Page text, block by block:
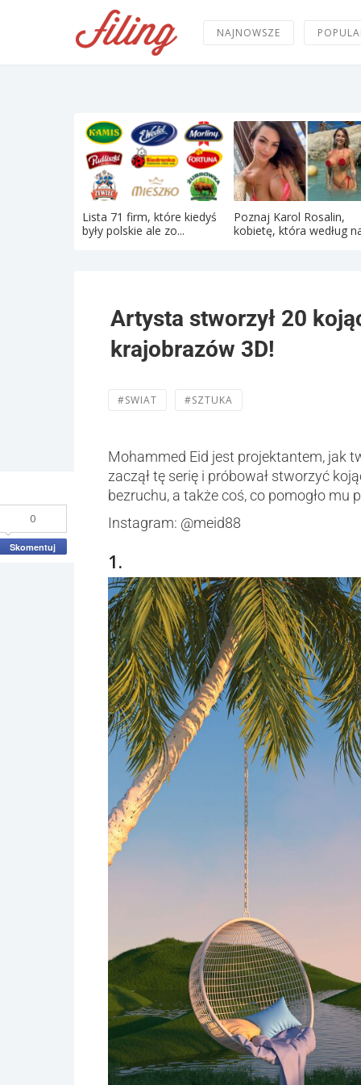
NAJNOWSZE
Lista 71 firm, które kiedyś
były polskie ale zo...
Poznaj Karol Rosalin,
kobietę, która według
Artysta stworzył 20
krajobrazów 3D!
#SWIAT #SZTUKA
0
Skomentuj
Mohammed Eid jest projektantem, jak
zaczął tę serię i próbował stworzyć
bezruchu, a także coś, co pomogło mu
Instagram: @meid88
1.